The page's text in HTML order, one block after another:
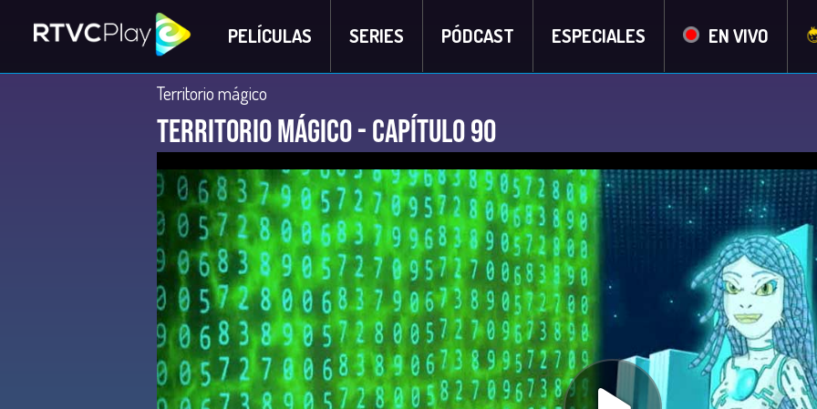
PELÍCULAS SERIES PÓDCAST ESPECIALES EN VIVO
Territorio mágico
Territorio Mágico - Capítulo 90